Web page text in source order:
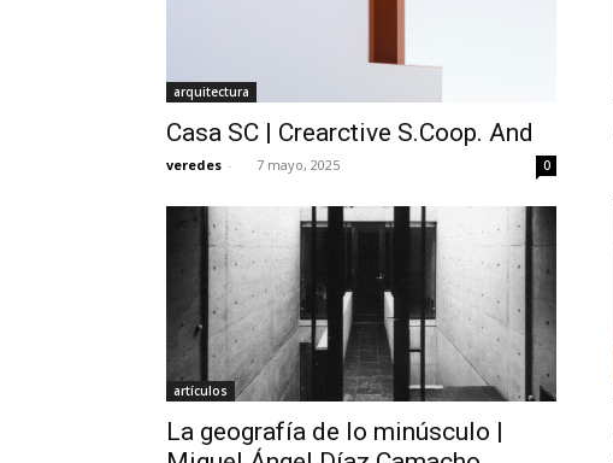
arquitectura
Casa SC | Crearctive S.Coop. And
veredes - 7 mayo, 2025 0
artículos
La geografía de lo minúsculo |